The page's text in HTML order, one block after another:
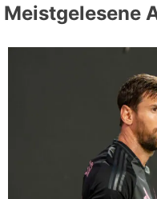
Meistgelesene